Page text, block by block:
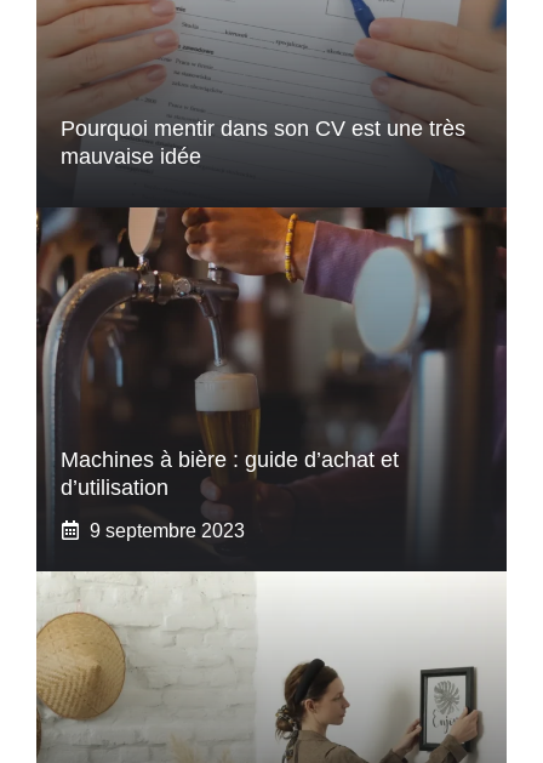
Pourquoi mentir dans son CV est une très
mauvaise idée
Machines à bière : guide d’achat et
d’utilisation
9 septembre 2023